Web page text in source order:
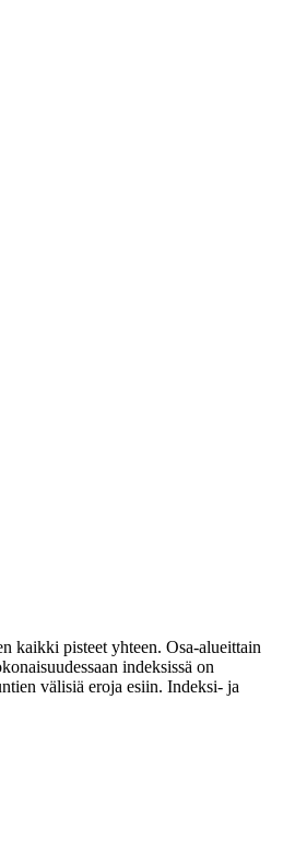
kaikki pisteet yhteen. Osa-alueittain
indeksissä on
välisiä eroja esiin. Indeksi- ja